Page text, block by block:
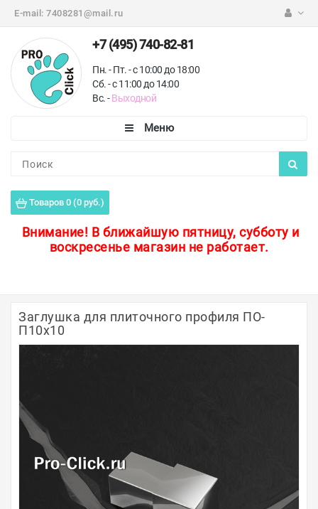
E-mail: 7408281@mail.ru
+7 (495) 740-82-81
Пн. - Пт. - с 10:00 до 18:00
Сб. - с 11:00 до 14:00
Вс. -Выходной
Товаров 0 (0 руб.)
Внимание! В ближайшую пятницу, субботу и
воскресенье магазин не работает.
Пороги для пола
Защитные уголки
Полосы из металла
Обводы для труб
Алюминиевые профили
Крепёж и крепления
Заглушка для плиточного профиля ПО-
П10х10